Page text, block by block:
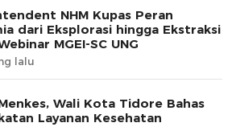
NHM Kupas Peran
dari Eksplorasi hingga Ekstraksi
MGEI-SC UNG
lalu
Wali Kota Tidore Bahas
Layanan Kesehatan